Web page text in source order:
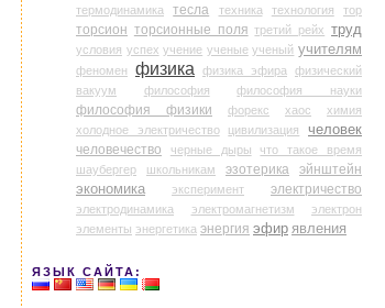
термодинамика тесла техника технология тор
торсион торсионные поля третий рейх труд
условия успех учение ученые ученый учителям
феномен физика физика эфира
физический
вакуум
философия философия науки
философия физики форекс хаос
химия
холодное электричество
цивилизация человек
человечество черные дыры
что такое время
шаубергер
школьникам эзотерика
эйнштейн
экономика
эксперимент электричество
электродинамика электромагнетизм
электрон
элементы энергетика энергия эфир явления
ЯЗЫК САЙТА: